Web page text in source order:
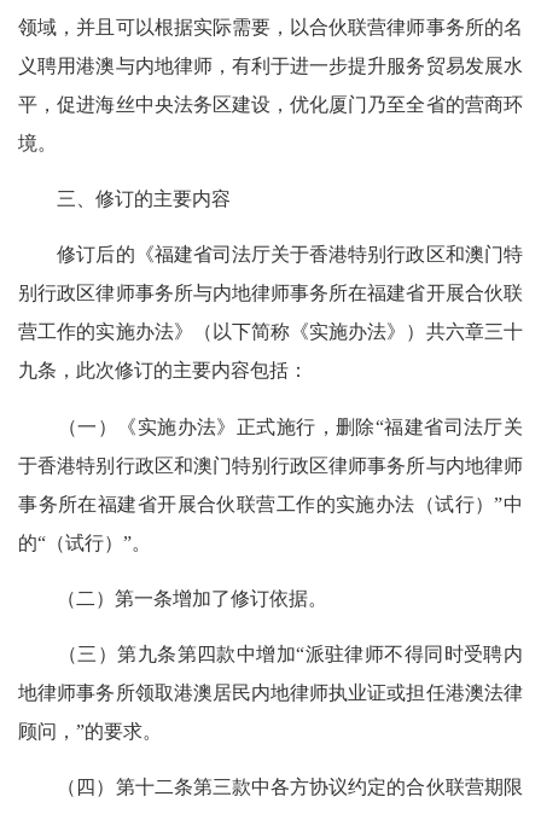
领域，并且可以根据实际需要，以合伙联营律师事务所的名
义聘用港澳与内地律师，有利于进一步提升服务贸易发展水
平，促进海丝中央法务区建设，优化厦门乃至全省的营商环
境。
三、修订的主要内容
修订后的《福建省司法厅关于香港特别行政区和澳门特
别行政区律师事务所与内地律师事务所在福建省开展合伙联
营工作的实施办法》（以下简称《实施办法》）共六章三十
九条，此次修订的主要内容包括：
（一）《实施办法》正式施行，删除“福建省司法厅关
于香港特别行政区和澳门特别行政区律师事务所与内地律师
事务所在福建省开展合伙联营工作的实施办法（试行）”中
的“（试行）”。
（二）第一条增加了修订依据。
（三）第九条第四款中增加“派驻律师不得同时受聘内
地律师事务所领取港澳居民内地律师执业证或担任港澳法律
顾问，”的要求。
（四）第十二条第三款中各方协议约定的合伙联营期限